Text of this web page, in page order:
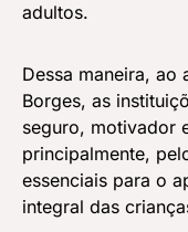
adultos.
Dessa maneira, ao
Borges, as
seguro, motivador
principalmente,
essenciais para o
integral das